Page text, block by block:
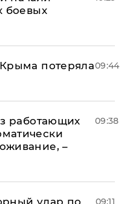
боевых
потеряла09:44
работающих
–
09:38
удар по
09:11